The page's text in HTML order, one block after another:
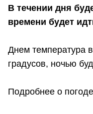
В течении дня
времени будет
Днем температура
градусов, ночью
Подробнее о